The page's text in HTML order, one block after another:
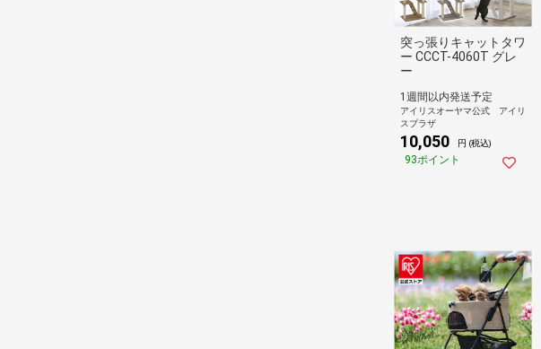
突っ張りキャットタワ
ー CCCT-4060T グレ
ー
1週間以内発送予定
アイリスオーヤマ公式 アイリ
スプラザ
10,050 円 (税込)
93ポイント